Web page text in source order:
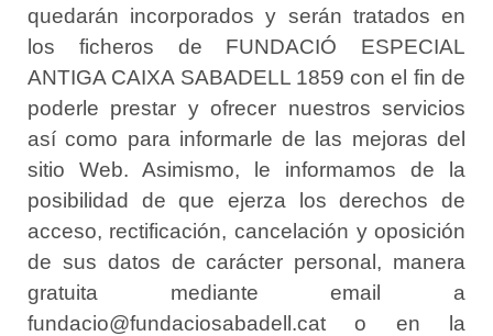
quedarán incorporados y serán tratados en
los ficheros de FUNDACIÓ ESPECIAL
ANTIGA CAIXA SABADELL 1859 con el fin de
poderle prestar y ofrecer nuestros servicios
así como para informarle de las mejoras del
sitio Web. Asimismo, le informamos de la
posibilidad de que ejerza los derechos de
acceso, rectificación, cancelación y oposición
de sus datos de carácter personal, manera
gratuita mediante email a
fundacio@fundaciosabadell.cat o en la